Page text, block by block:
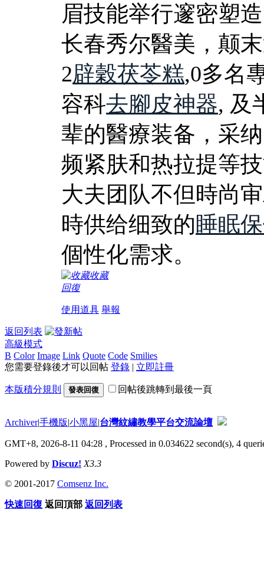
眉技能举行邃密塑
长春秀尔醫美，颠
2辟穀茯苓糕,0多名
容科去腳皮神器, 及
辈的醫療装备，采
频紧肤和热拉提等
大夫团队不但時尚
時供给细致的睡眠
個性化需求。
收藏
回復
使用道具 舉報
返回列表
高級模式
B Color Image Link Quote Code Smilies
您需要登錄後才可以回帖 登錄 | 立即註冊
本版積分規則 發表回復 回帖後跳轉到最後一頁
Archiver|手機版|小黑屋|台灣紋繡教學平台交流論壇
GMT+8, 2026-8-11 04:28 , Processed in 0.034622 second(s), 4
Powered by Discuz! X3.3
© 2001-2017 Comsenz Inc.
快速回復 返回頂部 返回列表